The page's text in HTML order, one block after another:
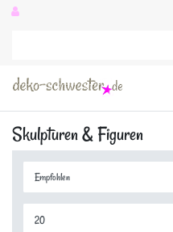
Skulpturen & Figuren